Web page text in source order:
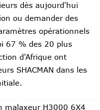
dès aujourd'hui
ou demander des
opérationnels
67 % des 20 plus
d'Afrique ont
SHACMAN dans les
malaxeur H3000 6X4